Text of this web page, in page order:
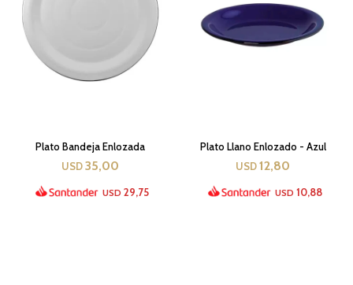
Plato Bandeja Enlozada
USD 35,00
USD 29,75
Plato Llano Enlozado - Azul
USD 12,80
USD 10,88